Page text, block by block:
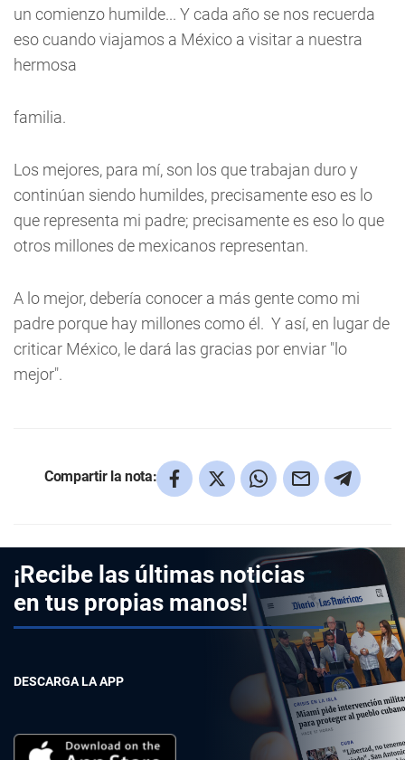
un comienzo humilde... Y cada año se nos recuerda
eso cuando viajamos a México a visitar a nuestra
hermosa
familia.
Los mejores, para mí, son los que trabajan duro y
continúan siendo humildes, precisamente eso es lo
que representa mi padre; precisamente es eso lo que
otros millones de mexicanos representan.
A lo mejor, debería conocer a más gente como mi
padre porque hay millones como él. Y así, en lugar de
criticar México, le dará las gracias por enviar "lo
mejor".
Compartir la nota:
¡Recibe las últimas noticias
en tus propias manos!
DESCARGA LA APP